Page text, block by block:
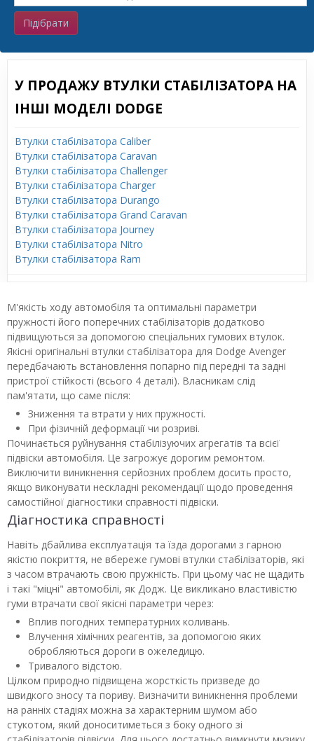
Підібрати
У ПРОДАЖУ ВТУЛКИ СТАБІЛІЗАТОРА НА
ІНШІ МОДЕЛІ DODGE
Втулки стабілізатора Caliber
Втулки стабілізатора Caravan
Втулки стабілізатора Challenger
Втулки стабілізатора Charger
Втулки стабілізатора Durango
Втулки стабілізатора Grand Caravan
Втулки стабілізатора Journey
Втулки стабілізатора Nitro
Втулки стабілізатора Ram
М'якість ходу автомобіля та оптимальні параметри
пружності його поперечних стабілізаторів додатково
підвищуються за допомогою спеціальних гумових втулок.
Якісні оригінальні втулки стабілізатора для Dodge Avenger
передбачають встановлення попарно під передні та задні
пристрої стійкості (всього 4 деталі). Власникам слід
пам'ятати, що саме після:
Зниження та втрати у них пружності.
При фізичній деформації чи розриві.
Починається руйнування стабілізуючих агрегатів та всієї
підвіски автомобіля. Це загрожує дорогим ремонтом.
Виключити виникнення серйозних проблем досить просто,
якщо виконувати нескладні рекомендації щодо проведення
самостійної діагностики справності підвіски.
Діагностика справності
Навіть дбайлива експлуатація та їзда дорогами з гарною
якістю покриття, не вбереже гумові втулки стабілізаторів, які
з часом втрачають свою пружність. При цьому час не щадить
і такі "міцні" автомобілі, як Додж. Це викликано властивістю
гуми втрачати свої якісні параметри через:
Вплив погодних температурних коливань.
Влучення хімічних реагентів, за допомогою яких
обробляються дороги в ожеледицю.
Тривалого відстою.
Цілком природно підвищена жорсткість призведе до
швидкого зносу та пориву. Визначити виникнення проблеми
на ранніх стадіях можна за характерним шумом або
стукотом, який доноситиметься з боку одного зі